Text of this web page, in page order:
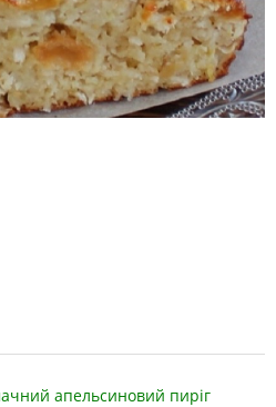
апельсиновий пиріг